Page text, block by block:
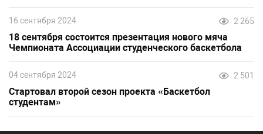
16 сентября 2024 2 265
18 сентября состоится презентация нового мяча
Чемпионата Ассоциации студенческого баскетбола
04 сентября 2024 2 501
Стартовал второй сезон проекта «Баскетбол
студентам»